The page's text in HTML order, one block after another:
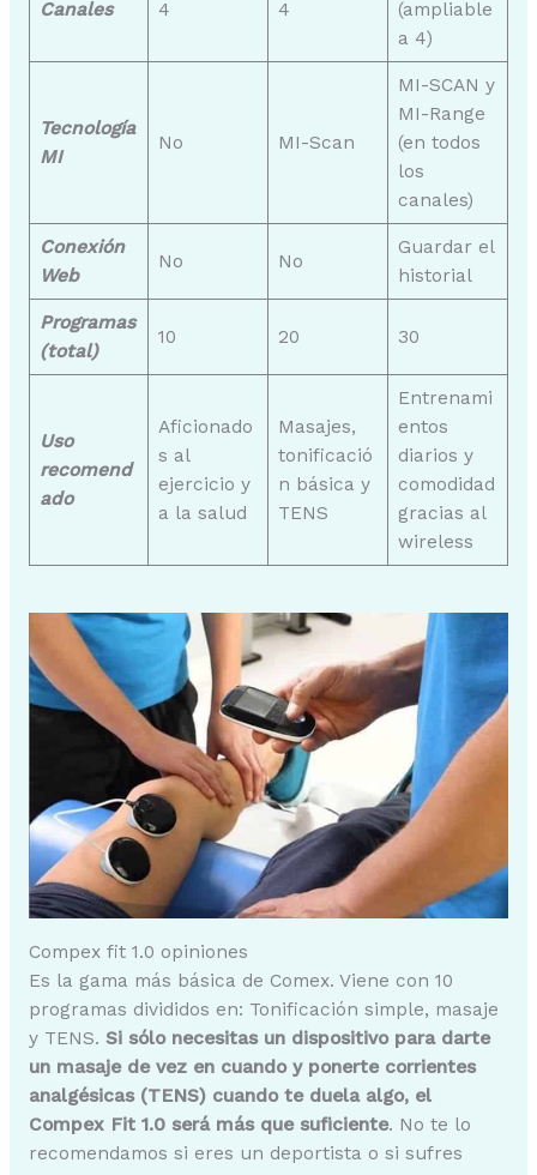
Canales 4 4
(ampliable
a 4)
Tecnología
MI
No MI-Scan
MI-SCAN y
MI-Range
(en todos
los
canales)
Conexión
Web
No No
Guardar el
historial
Programas
(total)
10 20 30
Uso
recomend
ado
Aficionado
s al
ejercicio y
a la salud
Masajes,
tonificació
n básica y
TENS
Entrenami
entos
diarios y
comodidad
gracias al
wireless
Compex fit 1.0 opiniones
Es la gama más básica de Comex. Viene con 10
programas divididos en: Tonificación simple, masaje
y TENS. Si sólo necesitas un dispositivo para darte
un masaje de vez en cuando y ponerte corrientes
analgésicas (TENS) cuando te duela algo, el
Compex Fit 1.0 será más que suficiente. No te lo
recomendamos si eres un deportista o si sufres